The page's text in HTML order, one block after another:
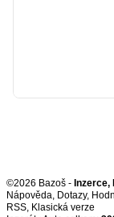
©2026 Bazoš - Inzerce,
Nápověda, Dotazy,
RSS,